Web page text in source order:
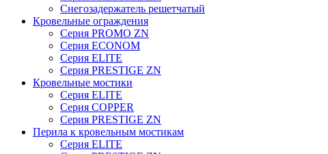
Снегозадержатель решетчатый
Кровельные ограждения
Серия PROMO ZN
Серия ECONOM
Серия ELITE
Серия PRESTIGE ZN
Кровельные мостики
Серия ELITE
Серия COPPER
Серия PRESTIGE ZN
Перила к кровельным мостикам
Серия ELITE